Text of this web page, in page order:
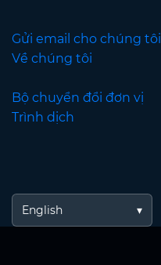
Gửi email cho chúng tôi
Về chúng tôi
Bộ chuyển đổi đơn vị
Trình dịch
English